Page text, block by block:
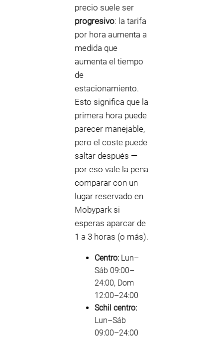
precio suele ser
progresivo: la tarifa
por hora aumenta a
medida que
aumenta el tiempo
de
estacionamiento.
Esto significa que la
primera hora puede
parecer manejable,
pero el coste puede
saltar después —
por eso vale la pena
comparar con un
lugar reservado en
Mobypark si
esperas aparcar de
1 a 3 horas (o más).
Centro: Lun–
Sáb 09:00–
24:00, Dom
12:00–24:00
Schil centro:
Lun–Sáb
09:00–24:00